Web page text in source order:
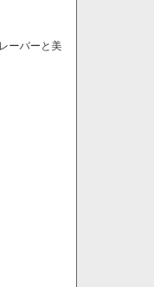
ーバーと美